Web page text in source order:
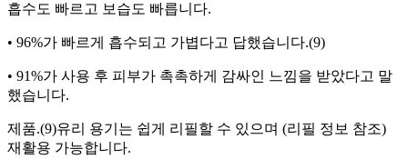
흡수도 빠르고 보습도 빠릅니다.
• 96%가 빠르게 흡수되고 가볍다고 답했습니다.(9)
• 91%가 사용 후 피부가 촉촉하게 감싸인 느낌을 받았다고 말
했습니다.
제품.(9)유리 용기는 쉽게 리필할 수 있으며 (리필 정보 참조)
재활용 가능합니다.